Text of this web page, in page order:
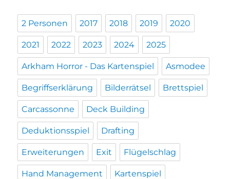
2 Personen 2017 2018 2019 2020
2021 2022 2023 2024 2025
Arkham Horror - Das Kartenspiel Asmodee
Begriffserklärung Bilderrätsel Brettspiel
Carcassonne Deck Building
Deduktionsspiel Drafting
Erweiterungen Exit Flügelschlag
Hand Management Kartenspiel